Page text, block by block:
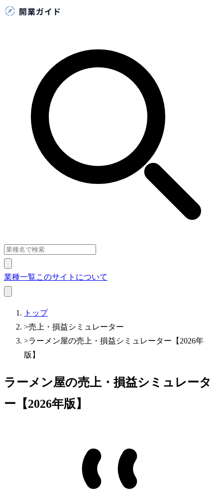
業種一覧このサイトについて
トップ
>売上・損益シミュレーター
>ラーメン屋の売上・損益シミュレーター【2026年
版】
ラーメン屋の売上・損益シミュレータ
ー【2026年版】